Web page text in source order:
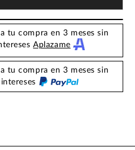
tu compra en 3 meses sin
Aplazame
tu compra en 3 meses sin
intereses